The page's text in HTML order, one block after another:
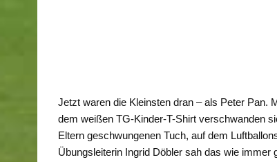
Jetzt waren die Kleinsten dran – als Peter Pan.
dem weißen TG-Kinder-T-Shirt verschwanden
Eltern geschwungenen Tuch, auf dem
Übungsleiterin Ingrid Döbler sah das wie immer